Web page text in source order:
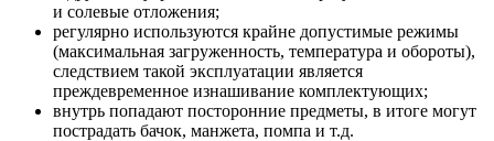
и солевые отложения;
регулярно используются крайне допустимые режимы
(максимальная загруженность, температура и обороты),
следствием такой эксплуатации является
преждевременное изнашивание комплектующих;
внутрь попадают посторонние предметы, в итоге могут
пострадать бачок, манжета, помпа и т.д.